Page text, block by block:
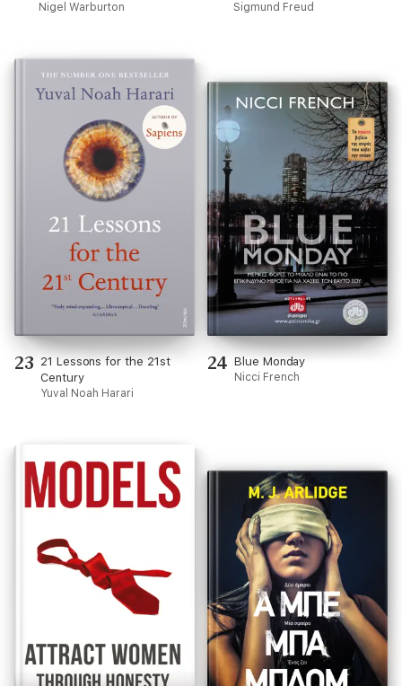
Nigel Warburton Sigmund Freud
23 21 Lessons for the 21st
Century
Yuval Noah Harari
24 Blue Monday
Nicci French